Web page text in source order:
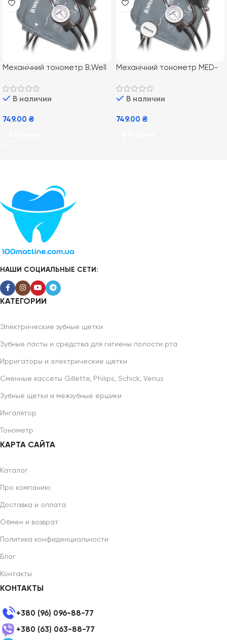
Механічний тонометр B.Well
В наличии
749.00 ₴
Механічний тонометр MED-
В наличии
749.00 ₴
НАШИ СОЦИАЛЬНЫЕ СЕТИ:
КАТЕГОРИИ
Электрические зубные щетки
Зубные пасты и средства для гигиены полости рта
Ирригаторы и электрические щетки
Сменные кассеты Gillette, Philips, Schick, Venus
Зубные щетки и межзубные ершики
Ингалятор
Тонометр
КАРТА САЙТА
Каталог
Про компанию
Доставка и оплата
Обмен и возврат
Политика конфиденциальности
Блог
Контакты
КОНТАКТЫ
+380 (96) 096-88-77
+380 (63) 063-88-77